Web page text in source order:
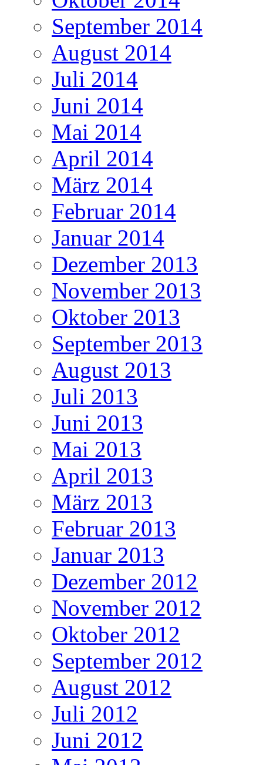
September 2014
August 2014
Juli 2014
Juni 2014
Mai 2014
April 2014
März 2014
Februar 2014
Januar 2014
Dezember 2013
November 2013
Oktober 2013
September 2013
August 2013
Juli 2013
Juni 2013
Mai 2013
April 2013
März 2013
Februar 2013
Januar 2013
Dezember 2012
November 2012
Oktober 2012
September 2012
August 2012
Juli 2012
Juni 2012